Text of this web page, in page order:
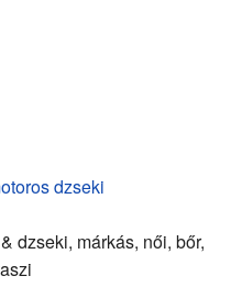
dzseki
dzseki, márkás, női, bőr,